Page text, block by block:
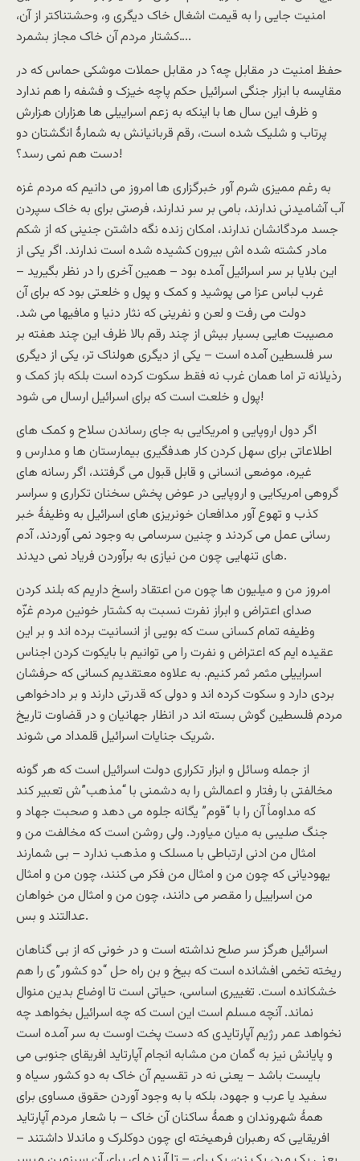
امنیت جایی را به قیمت اشغال خاک دیگری و، وحشتناکتر از آن،
کشتار مردم آن خاک مجاز بشمرد….
حفظ امنیت در مقابل چه؟ در مقابل حملات موشکی حماس که در
مقایسه با ابزار جنگی اسرائیل حکم پاچه خیزک و فشفه را هم ندارد
و ظرف این سال ها با اینکه به زعم اسراییلی ها هزاران هزارش
پرتاب و شلیک شده است، رقم قربانیانش به شمارۀ انگشتان دو
دست هم نمی رسد؟!
به رغم ممیزی شرم آور خبرگزاری ها امروز می دانیم که مردم غزه
آب آشامیدنی ندارند، بامی بر سر ندارند، فرصتی برای به خاک سپردن
جسد مردگانشان ندارند، امکان زنده نگه داشتن جنینی که از شکم
مادر کشته شده اش بیرون کشیده شده است ندارند. اگر یکی از
این بلایا بر سر اسرائیل آمده بود – همین آخری را در نظر بگیرید –
غرب لباس عزا می پوشید و کمک و پول و خلعتی بود که برای آن
دولت می رفت و لعن و نفرینی که نثار دنیا و مافیها می شد.
مصیبت هایی بسیار بیش از چند رقم بالا ظرف این چند هفته بر
سر فلسطین آمده است – یکی از دیگری هولناک تر، یکی از دیگری
رذیلانه تر اما همان غرب نه فقط سکوت کرده است بلکه باز کمک و
پول و خلعت است که برای اسرائیل ارسال می شود!
اگر دول اروپایی و امریکایی به جای رساندن سلاح و کمک های
اطلاعاتی برای سهل کردن کار هدفگیری بیمارستان ها و مدارس و
غیره، موضعی انسانی و قابل قبول می گرفتند، اگر رسانه های
گروهی امریکایی و اروپایی در عوض پخش سخنان تکراری و سراسر
کذب و تهوع آور مدافعان خونریزی های اسرائیل به وظیفۀ خبر
رسانی عمل می کردند و چنین سرسامی به وجود نمی آوردند، آدم
های تنهایی چون من نیازی به برآوردن فریاد نمی دیدند.
امروز من و میلیون ها چون من اعتقاد راسخ داریم که بلند کردن
صدای اعتراض و ابراز نفرت نسبت به کشتار خونین مردم غزّه
وظیفه تمام کسانی ست که بویی از انسانیت برده اند و بر این
عقیده ایم که اعتراض و نفرت را می توانیم با بایکوت کردن اجناس
اسراییلی مثمر ثمر کنیم. به علاوه معتقدیم کسانی که حرفشان
بردی دارد و سکوت کرده اند و دولی که قدرتی دارند و بر دادخواهی
مردم فلسطین گوش بسته اند در انظار جهانیان و در قضاوت تاریخ
شریک جنایات اسرائیل قلمداد می شوند.
از جمله وسائل و ابزار تکراری دولت اسرائیل است که هر گونه
مخالفتی با رفتار و اعمالش را به دشمنی با “مذهب”ش تعبیر کند
که مداوماً آن را با “قوم” یگانه جلوه می دهد و صحبت جهاد و
جنگ صلیبی به میان میاورد. ولی روشن است که مخالفت من و
امثال من ادنی ارتباطی با مسلک و مذهب ندارد – بی شمارند
یهودیانی که چون من و امثال من فکر می کنند، چون من و امثال
من اسراییل را مقصر می دانند، چون من و امثال من خواهان
عدالتند و بس.
اسرائیل هرگز سر صلح نداشته است و در خونی که از بی گناهان
ریخته تخمی افشانده است که بیخ و بن راه حل “دو کشور”ی را هم
خشکانده است. تغییری اساسی، حیاتی است تا اوضاع بدین منوال
نماند. آنچه مسلم است این است که چه اسرائیل بخواهد چه
نخواهد عمر رژیم آپارتایدی که دست پخت اوست به سر آمده است
و پایانش نیز به گمان من مشابه انجام آپارتاید افریقای جنوبی می
بایست باشد – یعنی نه در تقسیم آن خاک به دو کشور سیاه و
سفید یا عرب و جهود، بلکه با به وجود آوردن حقوق مساوی برای
همۀ شهروندان و همۀ ساکنان آن خاک – با شعار مردم آپارتاید
افریقایی که رهبران فرهیخته ای چون دوکلرک و ماندلا داشتند –